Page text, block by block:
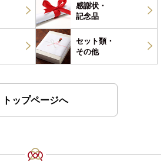
感謝状・
記念品
セット類・
その他
トップページへ